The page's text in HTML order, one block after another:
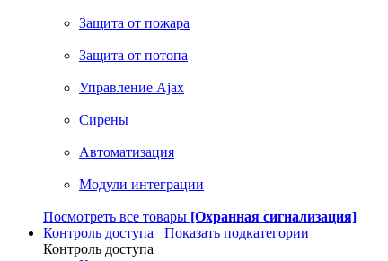
Защита от пожара
Защита от потопа
Управление Ajax
Сирены
Автоматизация
Модули интеграции
Посмотреть все товары [Охранная сигнализация]
Контроль доступа
Показать подкатегории
Контроль доступа